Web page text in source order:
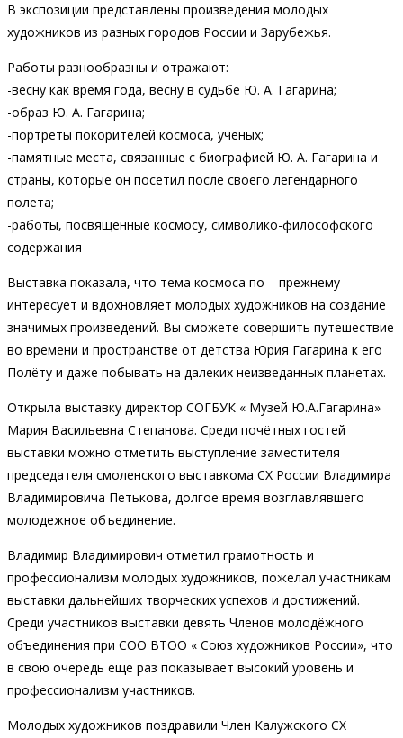
В экспозиции представлены произведения молодых
художников из разных городов России и Зарубежья.
Работы разнообразны и отражают:
-весну как время года, весну в судьбе Ю. А. Гагарина;
-образ Ю. А. Гагарина;
-портреты покорителей космоса, ученых;
-памятные места, связанные с биографией Ю. А. Гагарина и
страны, которые он посетил после своего легендарного
полета;
-работы, посвященные космосу, символико-философского
содержания
Выставка показала, что тема космоса по – прежнему
интересует и вдохновляет молодых художников на создание
значимых произведений. Вы сможете совершить путешествие
во времени и пространстве от детства Юрия Гагарина к его
Полёту и даже побывать на далеких неизведанных планетах.
Открыла выставку директор СОГБУК « Музей Ю.А.Гагарина»
Мария Васильевна Степанова. Среди почётных гостей
выставки можно отметить выступление заместителя
председателя смоленского выставкома СХ России Владимира
Владимировича Петькова, долгое время возглавлявшего
молодежное объединение.
Владимир Владимирович отметил грамотность и
профессионализм молодых художников, пожелал участникам
выставки дальнейших творческих успехов и достижений.
Среди участников выставки девять Членов молодёжного
объединения при СОО ВТОО « Союз художников России», что
в свою очередь еще раз показывает высокий уровень и
профессионализм участников.
Молодых художников поздравили Член Калужского СХ